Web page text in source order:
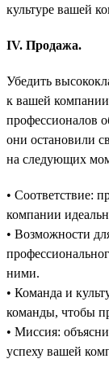
культуре вашей
IV. Продажа.
Убедить
к вашей компании
профессионалов
они остановили
на следующих
• Соответствие:
компании
• Возможности
ними.
• Команда и
команды, чтобы
• Миссия:
успеху вашей